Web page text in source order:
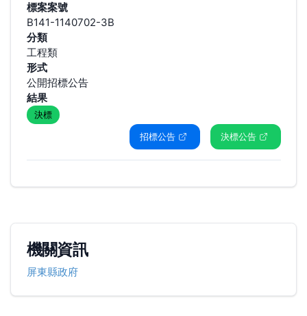
標案案號
B141-1140702-3B
分類
工程類
形式
公開招標公告
結果
決標
招標公告
決標公告
機關資訊
屏東縣政府